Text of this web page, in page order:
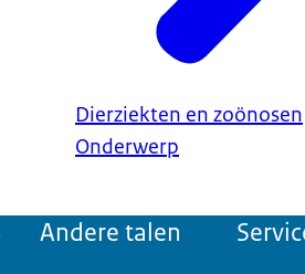
Dierziekten en zoönosen
Onderwerp
Andere talen